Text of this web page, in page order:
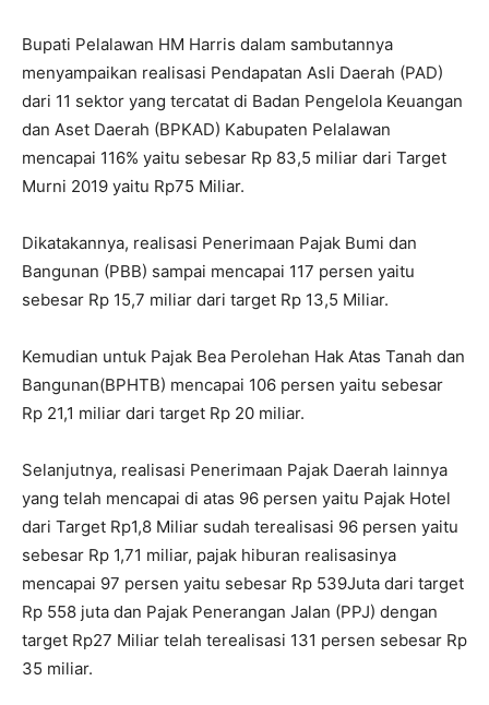
Bupati Pelalawan HM Harris dalam sambutannya
menyampaikan realisasi Pendapatan Asli Daerah (PAD)
dari 11 sektor yang tercatat di Badan Pengelola Keuangan
dan Aset Daerah (BPKAD) Kabupaten Pelalawan
mencapai 116% yaitu sebesar Rp 83,5 miliar dari Target
Murni 2019 yaitu Rp75 Miliar.
Dikatakannya, realisasi Penerimaan Pajak Bumi dan
Bangunan (PBB) sampai mencapai 117 persen yaitu
sebesar Rp 15,7 miliar dari target Rp 13,5 Miliar.
Kemudian untuk Pajak Bea Perolehan Hak Atas Tanah dan
Bangunan(BPHTB) mencapai 106 persen yaitu sebesar
Rp 21,1 miliar dari target Rp 20 miliar.
Selanjutnya, realisasi Penerimaan Pajak Daerah lainnya
yang telah mencapai di atas 96 persen yaitu Pajak Hotel
dari Target Rp1,8 Miliar sudah terealisasi 96 persen yaitu
sebesar Rp 1,71 miliar, pajak hiburan realisasinya
mencapai 97 persen yaitu sebesar Rp 539Juta dari target
Rp 558 juta dan Pajak Penerangan Jalan (PPJ) dengan
target Rp27 Miliar telah terealisasi 131 persen sebesar Rp
35 miliar.